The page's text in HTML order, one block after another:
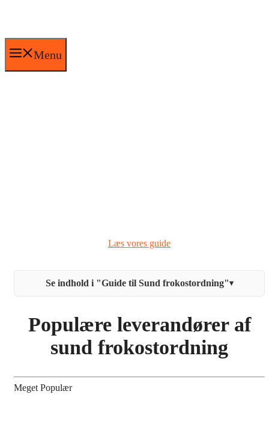
Menu
Læs vores guide
Se indhold i "Guide til Sund frokostordning"▾
Populære leverandører af
sund frokostordning
Meget Populær